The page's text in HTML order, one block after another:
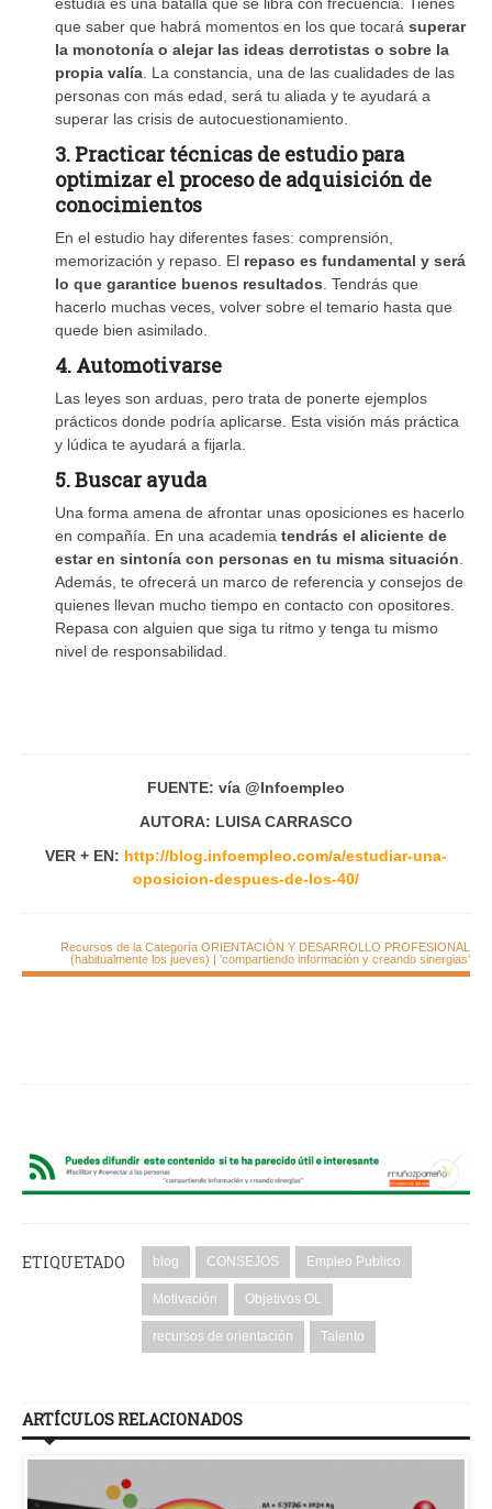
que saber que habrá momentos en los que tocará superar
la monotonía o alejar las ideas derrotistas o sobre la
propia valía . La constancia, una de las cualidades de las
personas con más edad, será tu aliada y te ayudará a
superar las crisis de autocuestionamiento.
3. Practicar técnicas de estudio para
optimizar el proceso de adquisición de
conocimientos
En el estudio hay diferentes fases: comprensión,
memorización y repaso. El repaso es fundamental y será
lo que garantice buenos resultados . Tendrás que
hacerlo muchas veces, volver sobre el temario hasta que
quede bien asimilado.
4. Automotivarse
Las leyes son arduas, pero trata de ponerte ejemplos
prácticos donde podría aplicarse. Esta visión más práctica
y lúdica te ayudará a fijarla.
5. Buscar ayuda
Una forma amena de afrontar unas oposiciones es hacerlo
en compañía. En una academia tendrás el aliciente de
estar en sintonía con personas en tu misma situación
Además, te ofrecerá un marco de referencia y consejos de
quienes llevan mucho tiempo en contacto con opositores.
Repasa con alguien que siga tu ritmo y tenga tu mismo
nivel de responsabilidad.
FUENTE: vía @Infoempleo
AUTORA: LUISA CARRASCO
VER + EN: http://blog.infoempleo.com/a/estudiar-una-
oposicion-despues-de-los-40/
Recursos de la Categoría ORIENTACIÓN Y DESARROLLO PROFESIONAL
(habitualmente los jueves) | 'compartiendo información y creando sinergias'
ETIQUETADO blog CONSEJOS Empleo Publico
Motivación Objetivos OL
recursos de orientación Talento
ARTÍCULOS RELACIONADOS